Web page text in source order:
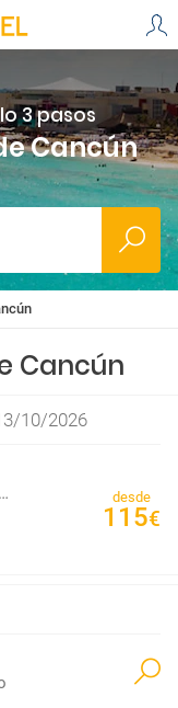
3 pasos
Cancún
Cancún
10/2026
Ciudad de México, México - (MEX) - Aeropuerto Internacional Benito Juárez desde
115€